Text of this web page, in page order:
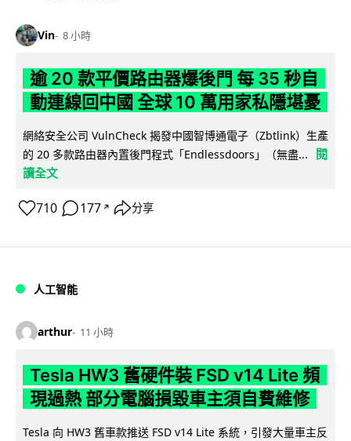
Vin 8 小時
逾 20 款平價路由器爆後門 每 35 秒自
動連線回中國 全球 10 萬用家私隱堪憂
網絡安全公司 VulnCheck 揭發中國智博通電子（Zbtlink）生產
的 20 多款路由器內置後門程式「Endlessdoors」（無盡...
閱
讀全文
710 177 ↗ 分享
人工智能
arthur 11 小時
Tesla HW3 舊硬件裝 FSD v14 Lite 頻
現過熱 部分電腦損毀車主須自費維修
Tesla 向 HW3 舊車款推送 FSD v14 Lite 系統，引發大量車主反